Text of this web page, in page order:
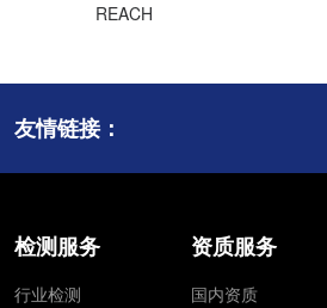
REACH
友情链接：
检测服务
行业检测
资质服务
国内资质